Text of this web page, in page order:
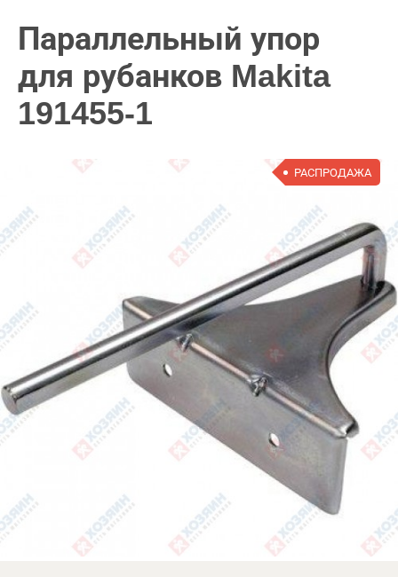
Параллельный упор
для рубанков Makita
191455-1
РАСПРОДАЖА